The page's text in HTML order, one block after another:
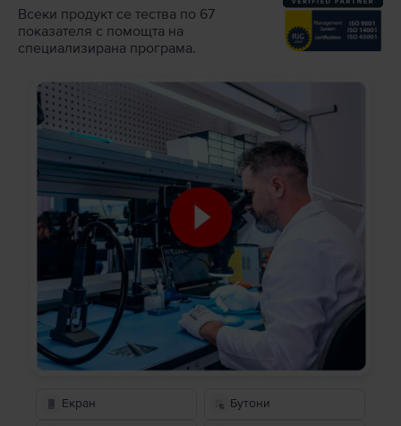
Всеки продукт се тества по 67
показателя с помощта на
специализирана програма.
Екран Бутони